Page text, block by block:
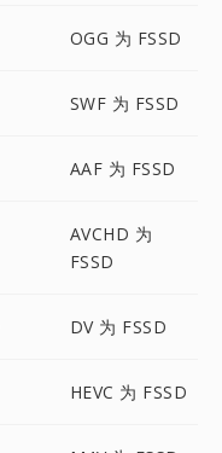
OGG 为 FSSD
SWF 为 FSSD
AAF 为 FSSD
AVCHD 为
FSSD
DV 为 FSSD
HEVC 为 FSSD